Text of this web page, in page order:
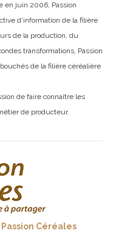
en juin 2006, Passion
d'information de la filière
de la production, du
transformations, Passion
de la filière céréalière
de faire connaître les
de producteur.
Céréales